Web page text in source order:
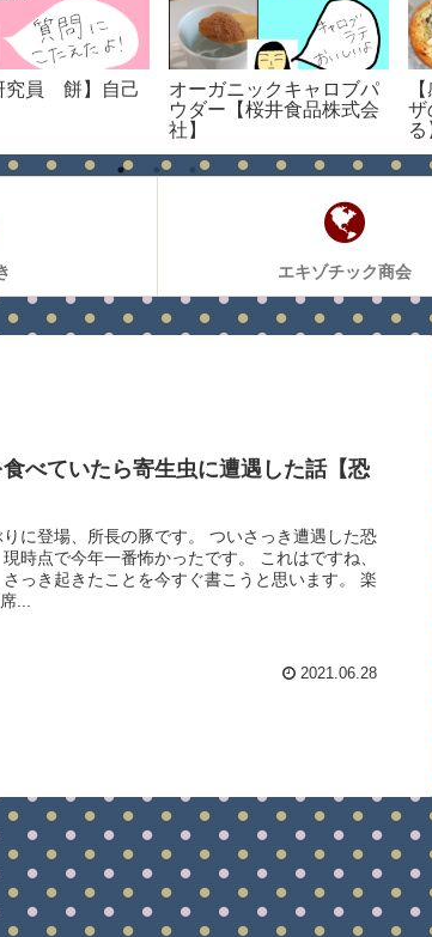
究員 餅】自己
オーガニックキャロブパ
ウダー【桜井食品株式会
社】
ザ
る
エキゾチック商会
食べていたら寄生虫に遭遇した話【恐
に登場、所長の豚です。 ついさっき遭遇した恐
時点で今年一番怖かったです。 これはですね、
っき起きたことを今すぐ書こうと思います。 楽
...
2021.06.28